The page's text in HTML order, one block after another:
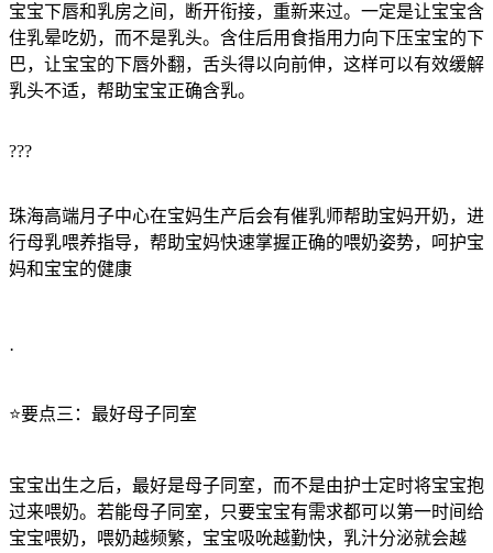
宝宝下唇和乳房之间，断开衔接，重新来过。一定是让宝宝含
住乳晕吃奶，而不是乳头。含住后用食指用力向下压宝宝的下
巴，让宝宝的下唇外翻，舌头得以向前伸，这样可以有效缓解
乳头不适，帮助宝宝正确含乳。
???
珠海高端月子中心在宝妈生产后会有催乳师帮助宝妈开奶，进
行母乳喂养指导，帮助宝妈快速掌握正确的喂奶姿势，呵护宝
妈和宝宝的健康
·
⭐️要点三：最好母子同室
宝宝出生之后，最好是母子同室，而不是由护士定时将宝宝抱
过来喂奶。若能母子同室，只要宝宝有需求都可以第一时间给
宝宝喂奶，喂奶越频繁，宝宝吸吮越勤快，乳汁分泌就会越